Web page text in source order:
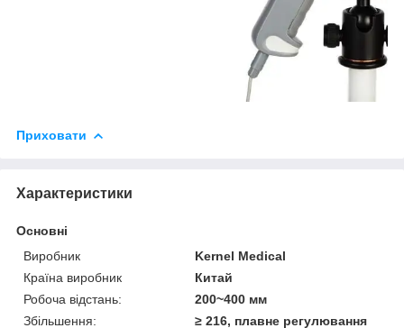
Приховати
Характеристики
Основні
Виробник
Kernel Medical
Країна виробник
Китай
Робоча відстань:
200~400 мм
Збільшення:
≥ 216, плавне регулювання